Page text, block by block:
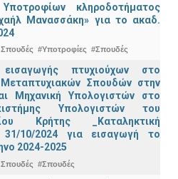
κληροδοτήματος
Μανασσάκη» για το ακαδ.
Σπουδές #Υποτροφίες #Σπουδές
εισαγωγής πτυχιούχων στo
Σπουδών στην
Μηχανική Υπολογιστών στο
Υπολογιστών του
Κρήτης _Καταληκτική
31/10/2024 για εισαγωγή το
2024-2025
Σπουδές #Σπουδές